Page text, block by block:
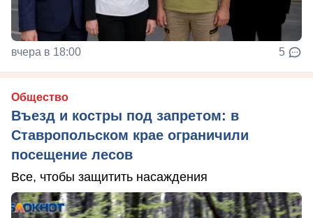
вчера в 18:00 5
Общество
Въезд и костры под запретом: в
Ставропольском крае ограничили
посещение лесов
Все, чтобы защитить насаждения